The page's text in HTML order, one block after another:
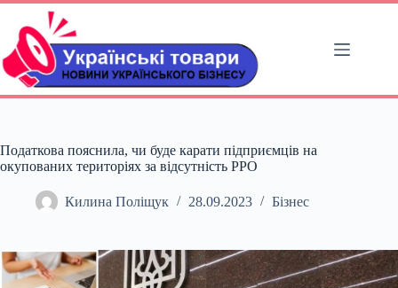
Перейти
вмісту
Податкова пояснила, чи буде карати підприємців на
окупованих територіях за відсутність РРО
Килина Поліщук 28.09.2023 Бізнес